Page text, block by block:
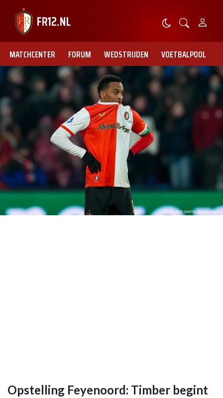
MATCHCENTER FORUM WEDSTRIJDEN VOETBALPOOL
Opstelling Feyenoord: Timber begint